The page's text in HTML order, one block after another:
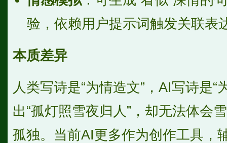
验，依赖用户提示词触发关联表
本质差异
人类写诗是“为情造文”，AI写诗是“
出“孤灯照雪夜归人”，却无法体会
孤独。当前AI更多作为创作工具，